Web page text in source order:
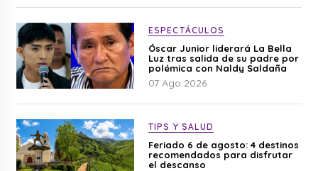
ESPECTÁCULOS
Óscar Junior liderará La Bella
Luz tras salida de su padre por
polémica con Naldy Saldaña
07 Ago 2026
TIPS Y SALUD
Feriado 6 de agosto: 4 destinos
recomendados para disfrutar
el descanso